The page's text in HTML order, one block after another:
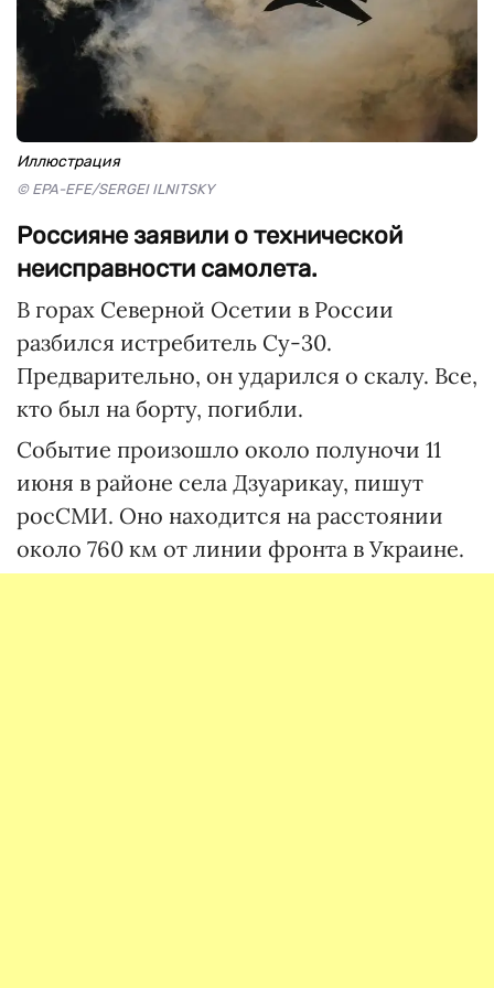
Иллюстрация
© EPA-EFE/SERGEI ILNITSKY
Россияне заявили о технической
неисправности самолета.
В горах Северной Осетии в России
разбился истребитель Су-30.
Предварительно, он ударился о скалу. Все,
кто был на борту, погибли.
Событие произошло около полуночи 11
июня в районе села Дзуарикау, пишут
росСМИ. Оно находится на расстоянии
около 760 км от линии фронта в Украине.